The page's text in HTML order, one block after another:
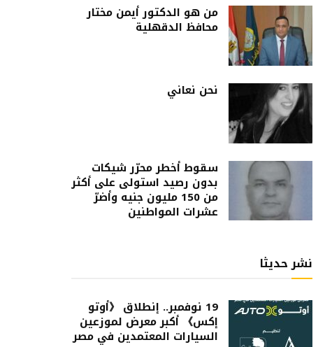
من هو الدكتور أيمن مختار
محافظ الدقهلية
نحن نعاني
سقوط أخطر محرّر شيكات
بدون رصيد استولى على أكثر
من 150 مليون جنيه وأضرّ
عشرات المواطنين
نشر حديثا
19 نوفمبر.. إنطلاق 《أوتو
إكس》 أكبر معرض لموزعين
السيارات المعتمدين في مصر